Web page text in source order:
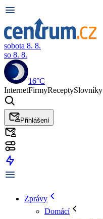
sobota 8. 8.
so 8. 8.
16°C
InternetFirmyReceptySlovníky
Přihlášení
Zprávy
Domácí